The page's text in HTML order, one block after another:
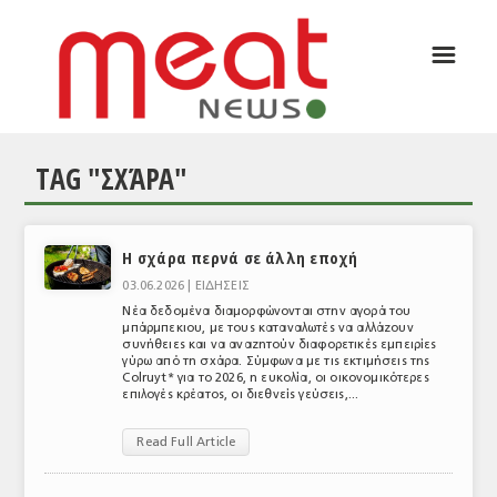
ΕΙΔΗΣΕΙΣ
ΘΕΜΑΤΑ
ΕΥΡΩΠΑΪΚΕΣ ΑΠΟΦΑΣΕΙΣ
☰
TAG "ΣΧΆΡΑ"
Η σχάρα περνά σε άλλη εποχή
03.06.2026 |
ΕΙΔΗΣΕΙΣ
Νέα δεδομένα διαμορφώνονται στην αγορά του
μπάρμπεκιου, με τους καταναλωτές να αλλάζουν
συνήθειες και να αναζητούν διαφορετικές εμπειρίες
γύρω από τη σχάρα. Σύμφωνα με τις εκτιμήσεις της
Colruyt* για το 2026, η ευκολία, οι οικονομικότερες
επιλογές κρέατος, οι διεθνείς γεύσεις,...
Read Full Article